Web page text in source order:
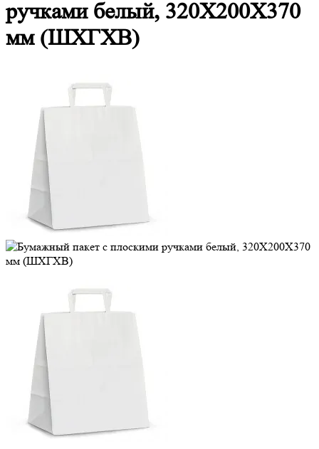
ручками белый, 320X200X370
мм (ШXГXВ)